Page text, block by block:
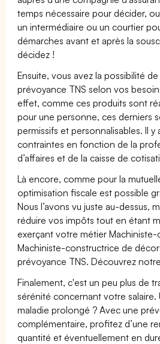
temps nécessaire pour décider,
un intermédiaire ou un courtier
démarches avant et après la
décidez !
Ensuite, vous avez la possibilité
prévoyance TNS selon vos
effet, comme ces produits sont
pour une personne, ces derniers
permissifs et personnalisables. Il y
contraintes en fonction de la
d’affaires et de la caisse de
Là encore, comme pour la
optimisation fiscale est possible
Nous l’avons vu juste au-dessus,
réduire vos impôts tout en étant
exerçant votre métier
Machiniste-constructrice de
prévoyance TNS. Découvrez notre
Finalement, c'est un peu plus de
sérénité concernant votre salaire.
maladie prolongé ? Avec une
complémentaire, profitez d’une
quantité et éventuellement en